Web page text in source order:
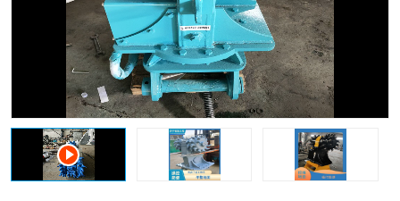
伐木机 破碎机
打桩机 压路机
枕木机 滑移装载机
清扫器 割草机